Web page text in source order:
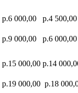
р.6 000,00
р.4 500,00
р.9 000,00
р.6 000,00
р.15 000,00 р.14
р.19 000,00 р.18